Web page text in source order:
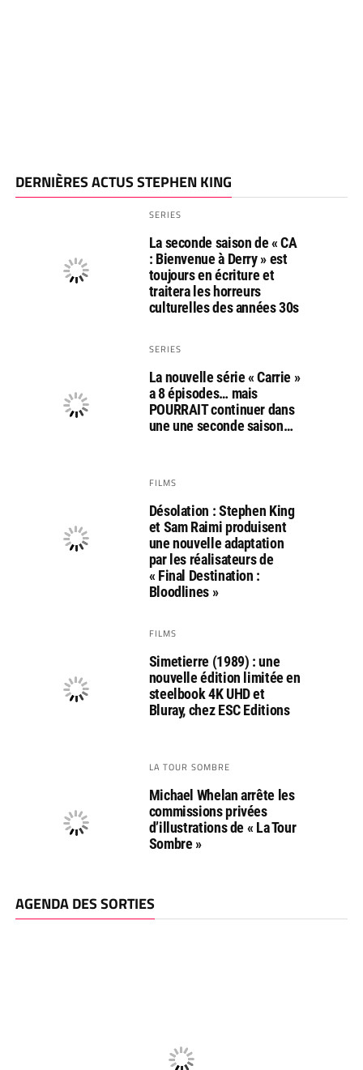
DERNIÈRES ACTUS STEPHEN KING
SERIES
La seconde saison de « CA
: Bienvenue à Derry » est
toujours en écriture et
traitera les horreurs
culturelles des années 30s
SERIES
La nouvelle série « Carrie »
a 8 épisodes… mais
POURRAIT continuer dans
une une seconde saison…
FILMS
Désolation : Stephen King
et Sam Raimi produisent
une nouvelle adaptation
par les réalisateurs de
« Final Destination :
Bloodlines »
FILMS
Simetierre (1989) : une
nouvelle édition limitée en
steelbook 4K UHD et
Bluray, chez ESC Editions
LA TOUR SOMBRE
Michael Whelan arrête les
commissions privées
d’illustrations de « La Tour
Sombre »
AGENDA DES SORTIES